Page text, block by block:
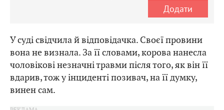
Додати
У суді свідчила й відповідачка. Своєї провини
вона не визнала. За її словами, корова нанесла
чоловікові незначні травми після того, як він її
вдарив, тож у інциденті позивач, на її думку,
винен сам.